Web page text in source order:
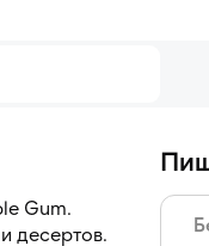
Gum.
десертов.